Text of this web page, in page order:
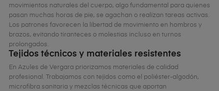
movimientos naturales del cuerpo, algo fundamental para quienes
pasan muchas horas de pie, se agachan o realizan tareas activas.
Los patrones favorecen la libertad de movimiento en hombros y
brazos, evitando tiranteces o molestias incluso en turnos
prolongados.
Tejidos técnicos y materiales resistentes
En Azules de Vergara priorizamos materiales de calidad
profesional. Trabajamos con tejidos como el poliéster-algodón,
microfibra sanitaria y mezclas técnicas que aportan